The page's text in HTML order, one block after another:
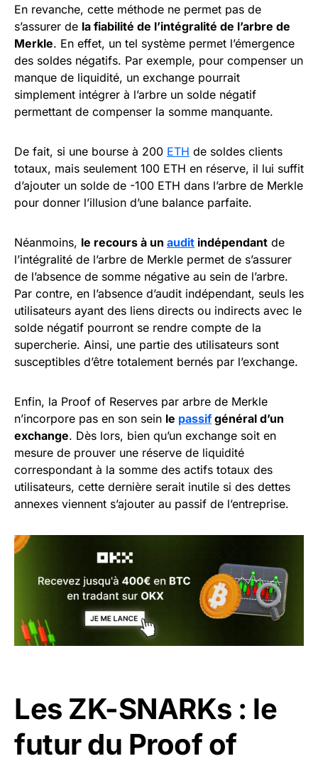
En revanche, cette méthode ne permet pas de
s’assurer de la fiabilité de l’intégralité de l’arbre de
Merkle. En effet, un tel système permet l’émergence
des soldes négatifs. Par exemple, pour compenser un
manque de liquidité, un exchange pourrait
simplement intégrer à l’arbre un solde négatif
permettant de compenser la somme manquante.
De fait, si une bourse à 200 ETH de soldes clients
totaux, mais seulement 100 ETH en réserve, il lui suffit
d’ajouter un solde de -100 ETH dans l’arbre de Merkle
pour donner l’illusion d’une balance parfaite.
Néanmoins, le recours à un audit indépendant de
l’intégralité de l’arbre de Merkle permet de s’assurer
de l’absence de somme négative au sein de l’arbre.
Par contre, en l’absence d’audit indépendant, seuls les
utilisateurs ayant des liens directs ou indirects avec le
solde négatif pourront se rendre compte de la
supercherie. Ainsi, une partie des utilisateurs sont
susceptibles d’être totalement bernés par l’exchange.
Enfin, la Proof of Reserves par arbre de Merkle
n’incorpore pas en son sein le passifgénéral d’un
exchange. Dès lors, bien qu’un exchange soit en
mesure de prouver une réserve de liquidité
correspondant à la somme des actifs totaux des
utilisateurs, cette dernière serait inutile si des dettes
annexes viennent s’ajouter au passif de l’entreprise.
Les ZK-SNARKs : le
futur du Proof of